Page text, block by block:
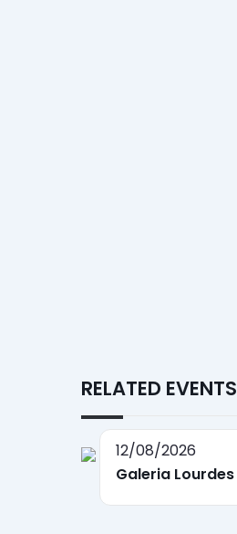
RELATED EVENTS
12/08/2026
Galeria Lourdes